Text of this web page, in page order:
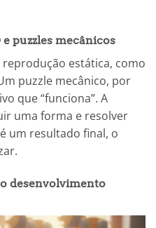
puzzles mecânicos
estática, como
puzzle mecânico, por
que “funciona”. A
uma forma e resolver
um resultado final, o
desenvolvimento